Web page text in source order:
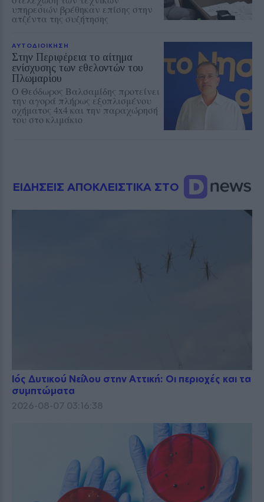
υπηρεσιών βρέθηκαν επίσης στην
ατζέντα της συζήτησης
ΑΥΤΟΔΙΟΙΚΗΣΗ
Στην Περιφέρεια το αίτημα
ενίσχυσης των εθελοντών του
Πλωμαρίου
Ο Θεόδωρος Βαλσαμίδης προτείνει
την αγορά πλήρως εξοπλισμένου
οχήματος 4x4 και την παραχώρησή
του στο κλιμάκιο
ΕΙΔΗΣΕΙΣ ΑΠΟΚΛΕΙΣΤΙΚΑ ΣΤΟ
Ιός Δυτικού Νείλου στην Αττική: Οι περιοχές και τα
συμπτώματα
2026-08-07 03:16:38